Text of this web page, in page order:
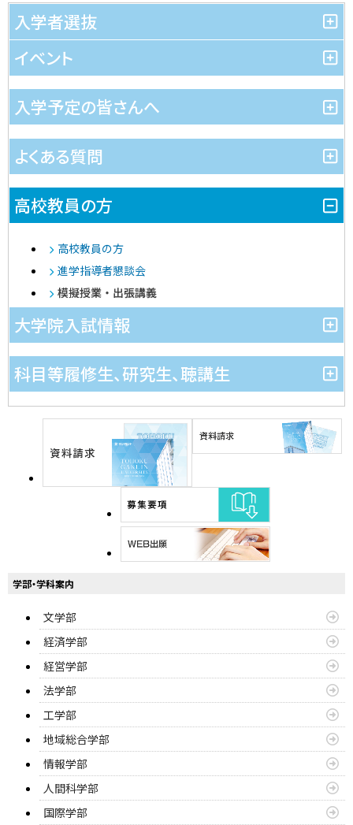
入学者選抜
イベント
入学予定の皆さんへ
よくある質問
高校教員の方
高校教員の方
進学指導者懇談会
模擬授業・出張講義
大学院入試情報
科目等履修生、研究生、聴講生
学部・学科案内
文学部
経済学部
経営学部
法学部
工学部
地域総合学部
情報学部
人間科学部
国際学部